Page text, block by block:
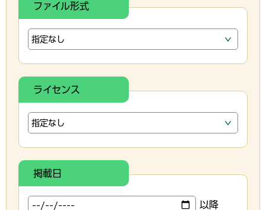
ファイル形式
ライセンス
掲載日
以降